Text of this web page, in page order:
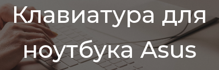
Клавиатура для
ноутбука Asus